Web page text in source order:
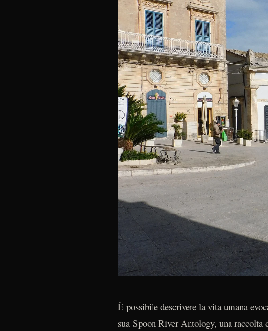
È possibile descrivere la vita umana
sua Spoon River Antology, una raccolta